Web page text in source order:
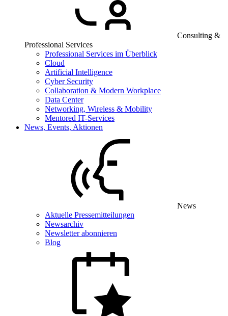
Consulting &
Professional Services
Professional Services im Überblick
Cloud
Artificial Intelligence
Cyber Security
Collaboration & Modern Workplace
Data Center
Networking, Wireless & Mobility
Mentored IT-Services
News, Events, Aktionen
News
Aktuelle Pressemitteilungen
Newsarchiv
Newsletter abonnieren
Blog